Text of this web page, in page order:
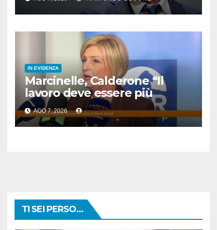
IN EVIDENZA
Marcinelle, Calderone “Il
lavoro deve essere più
sicuro”
AGO 7, 2026
TI SEI PERSO...